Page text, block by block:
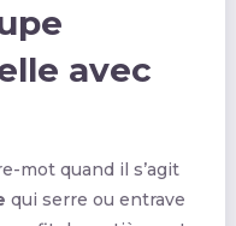
avec
mot quand il s’agit
qui serre ou entrave